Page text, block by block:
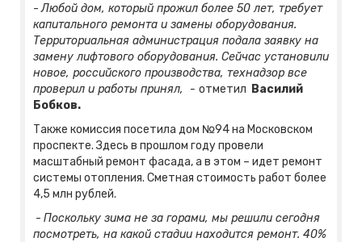
-Любой дом, который прожил более 50 лет, требует
капитального ремонта и замены оборудования.
Территориальная администрация подала заявку на
замену лифтового оборудования. Сейчас установили
новое, российского производства, технадзор все
проверил и работы принял, - отметил Василий
Бобков.
Также комиссия посетила дом №94 на Московском
проспекте. Здесь в прошлом году провели
масштабный ремонт фасада, а в этом – идет ремонт
системы отопления. Сметная стоимость работ более
4,5 млн рублей.
- Поскольку зима не за горами, мы решили сегодня
посмотреть, на какой стадии находится ремонт. 40%